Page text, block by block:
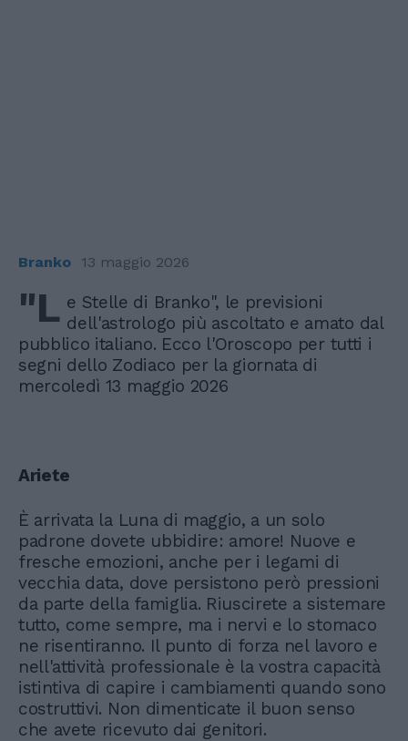
Branko 13 maggio 2026
"L e Stelle di Branko", le previsioni
dell'astrologo più ascoltato e amato dal
pubblico italiano. Ecco l'Oroscopo per tutti i
segni dello Zodiaco per la giornata di
mercoledì 13 maggio 2026
Ariete
È arrivata la Luna di maggio, a un solo
padrone dovete ubbidire: amore! Nuove e
fresche emozioni, anche per i legami di
vecchia data, dove persistono però pressioni
da parte della famiglia. Riuscirete a sistemare
tutto, come sempre, ma i nervi e lo stomaco
ne risentiranno. Il punto di forza nel lavoro e
nell'attività professionale è la vostra capacità
istintiva di capire i cambiamenti quando sono
costruttivi. Non dimenticate il buon senso
che avete ricevuto dai genitori.